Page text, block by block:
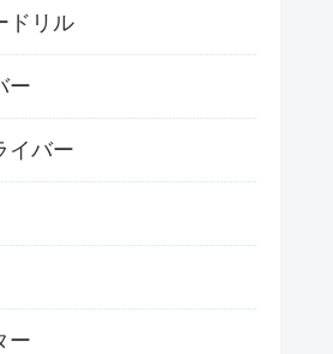
ドリル
ー
イバー
ー